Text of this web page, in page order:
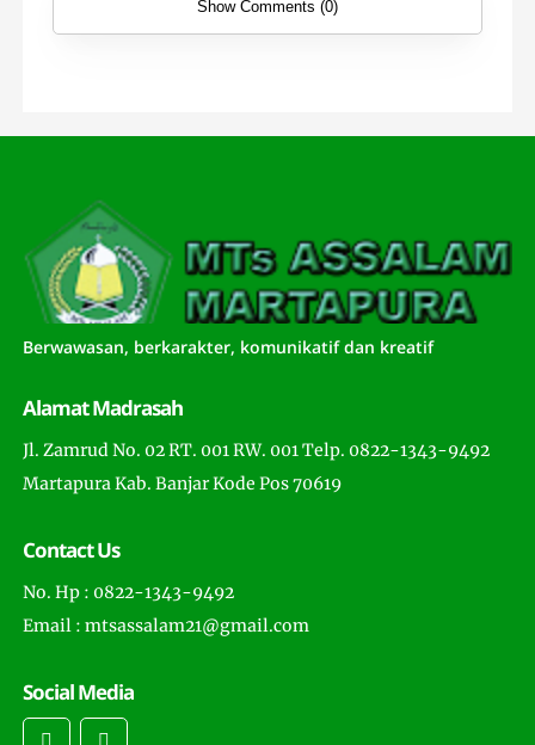
Show Comments (0)
Berwawasan, berkarakter, komunikatif dan kreatif
Alamat Madrasah
Jl. Zamrud No. 02 RT. 001 RW. 001 Telp. 0822-1343-9492
Martapura Kab. Banjar Kode Pos 70619
Contact Us
No. Hp : 0822-1343-9492
Email : mtsassalam21@gmail.com
Social Media